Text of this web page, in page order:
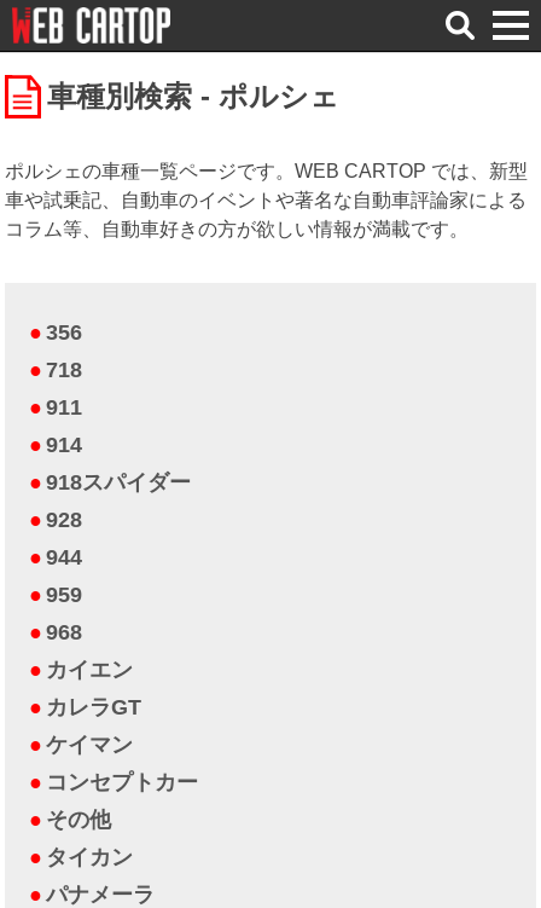
検
索
車種別検索 - ポルシェ
ポルシェの車種一覧ページです。WEB CARTOP では、新型
車や試乗記、自動車のイベントや著名な自動車評論家による
コラム等、自動車好きの方が欲しい情報が満載です。
356
718
911
914
918スパイダー
928
944
959
968
カイエン
カレラGT
ケイマン
コンセプトカー
その他
タイカン
パナメーラ